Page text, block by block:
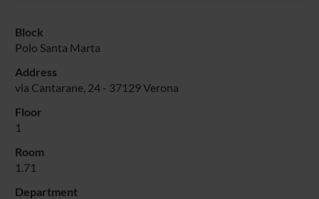
Block
Polo Santa Marta
Address
via Cantarane, 24 - 37129 Verona
Floor
1
Room
1.71
Department